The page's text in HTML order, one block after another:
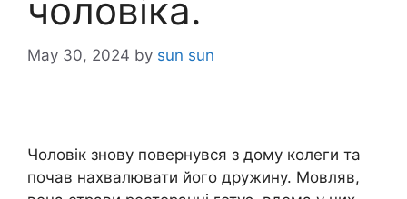
чоловіка.
May 30, 2024 by sun sun
Чоловік знову повернувся з дому колеги та
почав нахвалювати його дружину. Мовляв,